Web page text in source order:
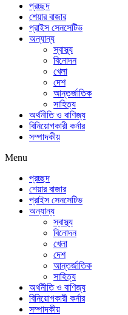
প্রচ্ছদ
শেয়ার বাজার
প্রাইস সেনসেটিভ
অন্যান্য
স্বাস্থ্য
বিনোদন
খেলা
দেশ
আন্তর্জাতিক
সাহিত্য
অর্থনীতি ও বাণিজ্য
বিনিয়োগকারী কর্নার
সম্পাদকীয়
Menu
প্রচ্ছদ
শেয়ার বাজার
প্রাইস সেনসেটিভ
অন্যান্য
স্বাস্থ্য
বিনোদন
খেলা
দেশ
আন্তর্জাতিক
সাহিত্য
অর্থনীতি ও বাণিজ্য
বিনিয়োগকারী কর্নার
সম্পাদকীয়